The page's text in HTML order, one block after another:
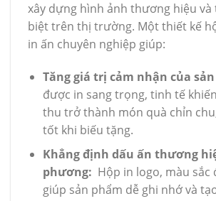
xây dựng hình ảnh thương hiệu và
biệt trên thị trường. Một thiết kế
in ấn chuyên nghiệp giúp:
Tăng giá trị cảm nhận của
được in sang trọng, tinh tế
thu trở thành món quà chỉn
tốt khi biếu tặng.
Khẳng định dấu ấn thương
phương: Hộp in logo, màu sắc
giúp sản phẩm dễ ghi nhớ và